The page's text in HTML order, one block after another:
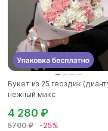
Букет из 25 гвоздик
нежный микс
5700 ₽ -25%
4 280 ₽